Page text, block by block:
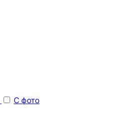
С фото